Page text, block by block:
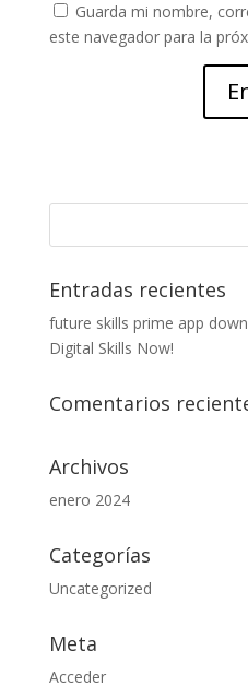
Guarda mi nombre,
este navegador para la
Entradas recientes
future skills prime app
Digital Skills Now!
Comentarios
Archivos
enero 2024
Categorías
Uncategorized
Meta
Acceder